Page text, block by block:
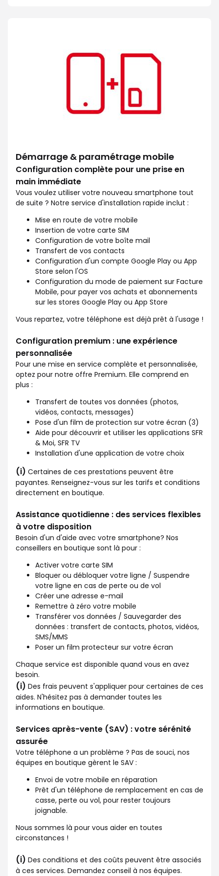
Démarrage & paramétrage mobile
Configuration complète pour une prise en
main immédiate
Vous voulez utiliser votre nouveau smartphone tout
de suite ? Notre service d'installation rapide inclut :
Mise en route de votre mobile
Insertion de votre carte SIM
Configuration de votre boîte mail
Transfert de vos contacts
Configuration d'un compte Google Play ou App
Store selon l'OS
Configuration du mode de paiement sur Facture
Mobile, pour payer vos achats et abonnements
sur les stores Google Play ou App Store
Vous repartez, votre téléphone est déjà prêt à l'usage !
Configuration premium : une expérience
personnalisée
Pour une mise en service complète et personnalisée,
optez pour notre offre Premium. Elle comprend en
plus :
Transfert de toutes vos données (photos,
vidéos, contacts, messages)
Pose d'un film de protection sur votre écran (3)
Aide pour découvrir et utiliser les applications SFR
& Moi, SFR TV
Installation d'une application de votre choix
(i) Certaines de ces prestations peuvent être
payantes. Renseignez-vous sur les tarifs et conditions
directement en boutique.
Assistance quotidienne : des services flexibles
à votre disposition
Besoin d'un d'aide avec votre smartphone? Nos
conseillers en boutique sont là pour :
Activer votre carte SIM
Bloquer ou débloquer votre ligne / Suspendre
votre ligne en cas de perte ou de vol
Créer une adresse e-mail
Remettre à zéro votre mobile
Transférer vos données / Sauvegarder des
données : transfert de contacts, photos, vidéos,
SMS/MMS
Poser un film protecteur sur votre écran
Chaque service est disponible quand vous en avez
besoin.
(i) Des frais peuvent s'appliquer pour certaines de ces
aides. N'hésitez pas à demander toutes les
informations en boutique.
Services après-vente (SAV) : votre sérénité
assurée
Votre téléphone a un problème ? Pas de souci, nos
équipes en boutique gèrent le SAV :
Envoi de votre mobile en réparation
Prêt d'un téléphone de remplacement en cas de
casse, perte ou vol, pour rester toujours
joignable.
Nous sommes là pour vous aider en toutes
circonstances !
(i) Des conditions et des coûts peuvent être associés
à ces services. Demandez conseil à nos équipes.